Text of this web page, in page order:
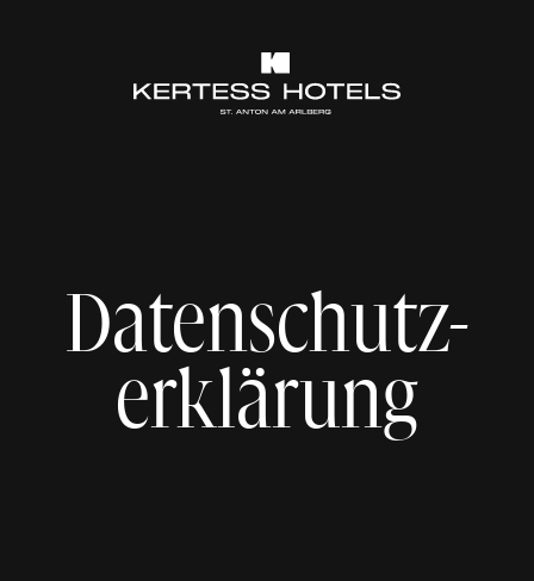
Datenschutz-
erklärung